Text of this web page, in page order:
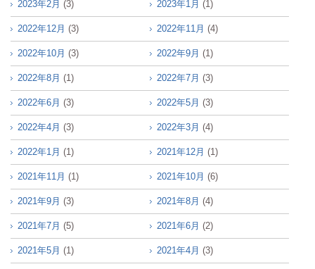
2023年2月 (3) 2023年1月 (1)
2022年12月 (3) 2022年11月 (4)
2022年10月 (3) 2022年9月 (1)
2022年8月 (1) 2022年7月 (3)
2022年6月 (3) 2022年5月 (3)
2022年4月 (3) 2022年3月 (4)
2022年1月 (1) 2021年12月 (1)
2021年11月 (1) 2021年10月 (6)
2021年9月 (3) 2021年8月 (4)
2021年7月 (5) 2021年6月 (2)
2021年5月 (1) 2021年4月 (3)